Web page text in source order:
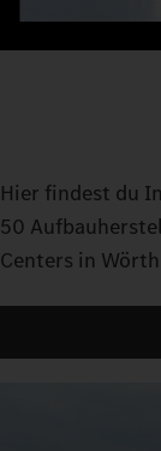
Hier findest du
50
Centers in